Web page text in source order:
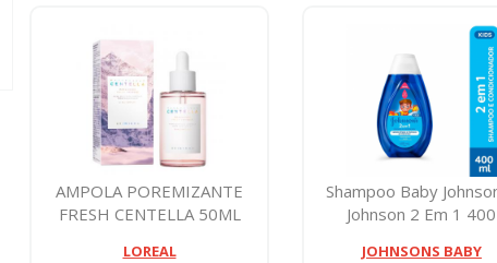
AMPOLA POREMIZANTE
FRESH CENTELLA 50ML
LOREAL
Shampoo Baby
Johnson 2 Em 1 400
JOHNSONS BABY